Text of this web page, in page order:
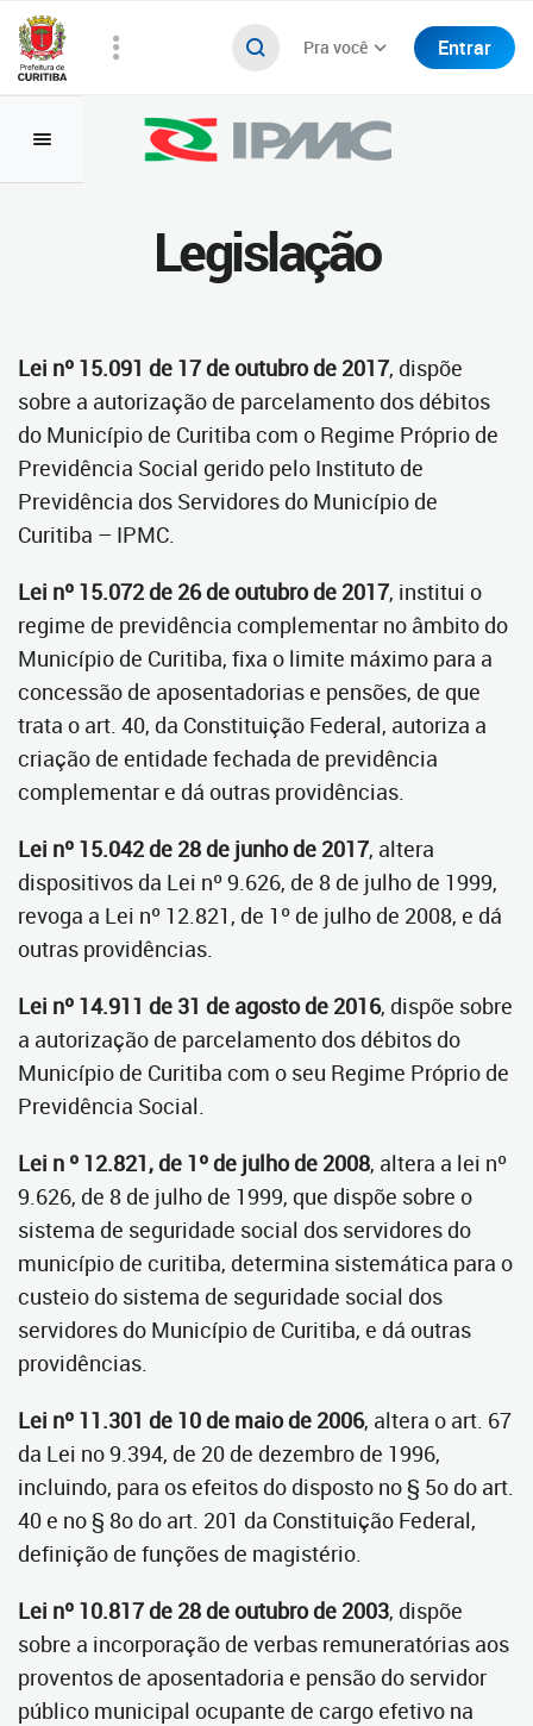
Pra você Entrar
Legislação
Lei nº 15.091 de 17 de outubro de 2017, dispõe
sobre a autorização de parcelamento dos débitos
do Município de Curitiba com o Regime Próprio de
Previdência Social gerido pelo Instituto de
Previdência dos Servidores do Município de
Curitiba – IPMC.
Lei nº 15.072 de 26 de outubro de 2017, institui o
regime de previdência complementar no âmbito do
Município de Curitiba, fixa o limite máximo para a
concessão de aposentadorias e pensões, de que
trata o art. 40, da Constituição Federal, autoriza a
criação de entidade fechada de previdência
complementar e dá outras providências.
Lei nº 15.042 de 28 de junho de 2017, altera
dispositivos da Lei nº 9.626, de 8 de julho de 1999,
revoga a Lei nº 12.821, de 1º de julho de 2008, e dá
outras providências.
Lei nº 14.911 de 31 de agosto de 2016, dispõe sobre
a autorização de parcelamento dos débitos do
Município de Curitiba com o seu Regime Próprio de
Previdência Social.
Lei n º 12.821, de 1º de julho de 2008, altera a lei nº
9.626, de 8 de julho de 1999, que dispõe sobre o
sistema de seguridade social dos servidores do
município de curitiba, determina sistemática para o
custeio do sistema de seguridade social dos
servidores do Município de Curitiba, e dá outras
providências.
Lei nº 11.301 de 10 de maio de 2006, altera o art. 67
da Lei no 9.394, de 20 de dezembro de 1996,
incluindo, para os efeitos do disposto no § 5o do art.
40 e no § 8o do art. 201 da Constituição Federal,
definição de funções de magistério.
Lei nº 10.817 de 28 de outubro de 2003, dispõe
sobre a incorporação de verbas remuneratórias aos
proventos de aposentadoria e pensão do servidor
público municipal ocupante de cargo efetivo na